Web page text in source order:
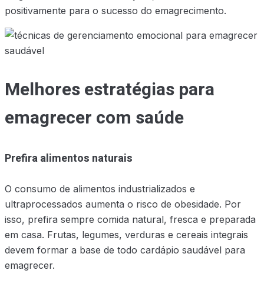
positivamente para o sucesso do emagrecimento.
Melhores estratégias para
emagrecer com saúde
Prefira alimentos naturais
O consumo de alimentos industrializados e
ultraprocessados aumenta o risco de obesidade. Por
isso, prefira sempre comida natural, fresca e preparada
em casa. Frutas, legumes, verduras e cereais integrais
devem formar a base de todo cardápio saudável para
emagrecer.